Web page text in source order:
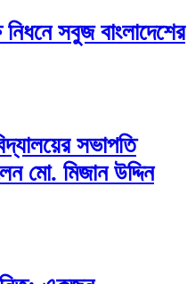
নিধনে সবুজ বাংলাদেশের
সভাপতি
মো. মিজান উদ্দিন